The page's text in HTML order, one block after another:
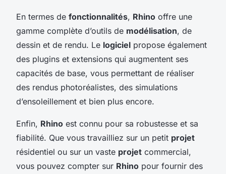
En termes de fonctionnalités, Rhino offre une
gamme complète d’outils de modélisation, de
dessin et de rendu. Le logiciel propose également
des plugins et extensions qui augmentent ses
capacités de base, vous permettant de réaliser
des rendus photoréalistes, des simulations
d’ensoleillement et bien plus encore.
Enfin, Rhino est connu pour sa robustesse et sa
fiabilité. Que vous travailliez sur un petit projet
résidentiel ou sur un vaste projet commercial,
vous pouvez compter sur Rhino pour fournir des